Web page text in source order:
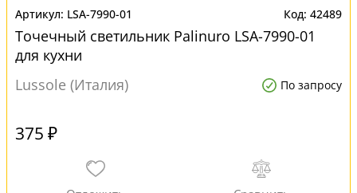
LSA-7990-01 42489
Точечный светильник Palinuro LSA-7990-01
для кухни
Lussole (Италия)
По запросу
375 ₽